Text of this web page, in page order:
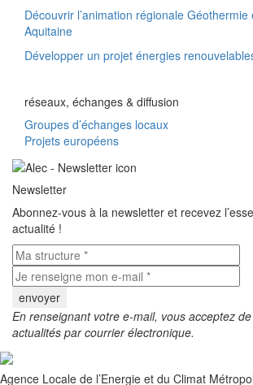
Découvrir l’animation régionale Géothermie
Aquitaine
Développer un projet énergies
réseaux, échanges & diffusion
Groupes d’échanges locaux
Projets européens
Newsletter
Abonnez-vous à la newsletter et recevez
actualité !
En renseignant votre e-mail, vous acceptez
actualités par courrier électronique.
Agence Locale de l’Energie et du Climat